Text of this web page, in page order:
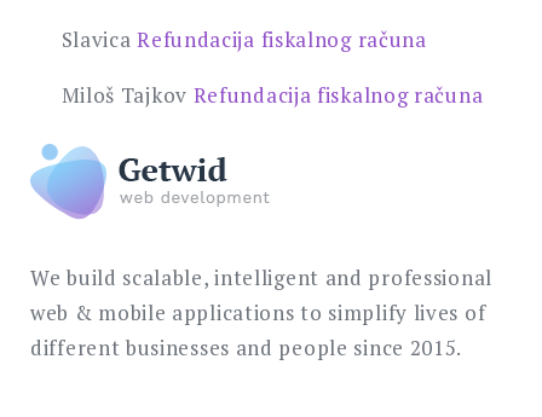
Slavica Refundacija fiskalnog računa
Miloš Tajkov Refundacija fiskalnog računa
We build scalable, intelligent and professional
web & mobile applications to simplify lives of
different businesses and people since 2015.